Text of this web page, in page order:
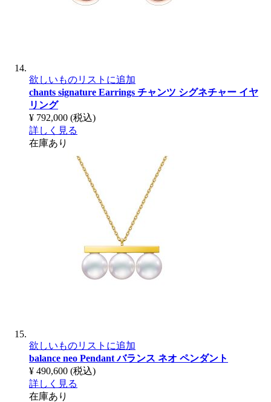
欲しいものリストに追加
chants signature Earrings チャンツ シグネチャー イヤ
リング
¥ 792,000 (税込)
詳しく見る
在庫あり
欲しいものリストに追加
balance neo Pendantバランス ネオ ペンダント
¥ 490,600 (税込)
詳しく見る
在庫あり